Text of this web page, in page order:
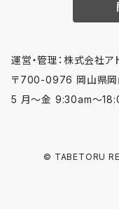
運営・管理：株式会社ア
〒700-0976 岡山県
5 月〜金 9:30am〜
© TABETORU